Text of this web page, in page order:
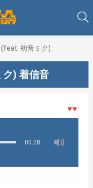
(feat. 初音ミク)
) 着信音
♥♥♥着メ
00:28